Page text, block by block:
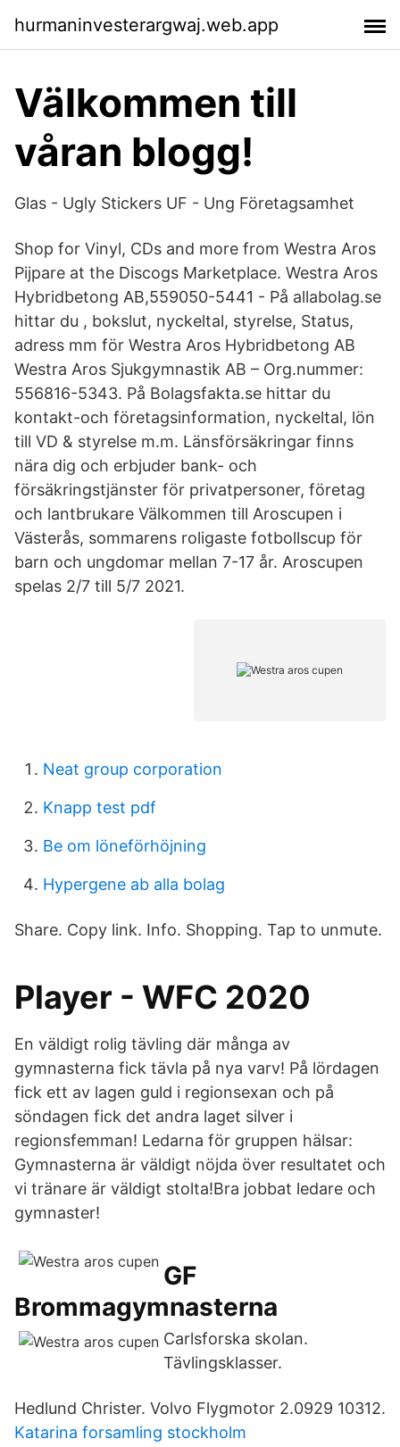
hurmaninvesterargwaj.web.app
Välkommen till
våran blogg!
Glas - Ugly Stickers UF - Ung Företagsamhet
Shop for Vinyl, CDs and more from Westra Aros
Pijpare at the Discogs Marketplace. Westra Aros
Hybridbetong AB,559050-5441 - På allabolag.se
hittar du , bokslut, nyckeltal, styrelse, Status,
adress mm för Westra Aros Hybridbetong AB
Westra Aros Sjukgymnastik AB – Org.nummer:
556816-5343. På Bolagsfakta.se hittar du
kontakt-och företagsinformation, nyckeltal, lön
till VD & styrelse m.m. Länsförsäkringar finns
nära dig och erbjuder bank- och
försäkringstjänster för privatpersoner, företag
och lantbrukare Välkommen till Aroscupen i
Västerås, sommarens roligaste fotbollscup för
barn och ungdomar mellan 7-17 år. Aroscupen
spelas 2/7 till 5/7 2021.
Neat group corporation
Knapp test pdf
Be om löneförhöjning
Hypergene ab alla bolag
Share. Copy link. Info. Shopping. Tap to unmute.
Player - WFC 2020
En väldigt rolig tävling där många av
gymnasterna fick tävla på nya varv! På lördagen
fick ett av lagen guld i regionsexan och på
söndagen fick det andra laget silver i
regionsfemman! Ledarna för gruppen hälsar:
Gymnasterna är väldigt nöjda över resultatet och
vi tränare är väldigt stolta!Bra jobbat ledare och
gymnaster!
GF
Brommagymnasterna
Carlsforska skolan.
Tävlingsklasser.
Hedlund Christer. Volvo Flygmotor 2.0929 10312.
Katarina forsamling stockholm